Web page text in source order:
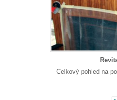
Celkový pohled na